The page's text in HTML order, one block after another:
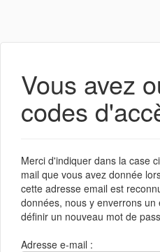
Vous avez
codes
Merci d'indiquer dans la case
mail que vous avez donnée
cette adresse email est
données, nous y enverrons
définir un nouveau mot de
Adresse e-mail :